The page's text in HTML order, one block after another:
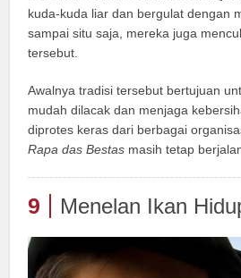
kuda-kuda liar dan bergulat dengan
sampai situ saja, mereka juga
tersebut.
Awalnya tradisi tersebut bertujuan
mudah dilacak dan menjaga
diprotes keras dari berbagai
Rapa das Bestas masih tetap
9 Menelan Ikan